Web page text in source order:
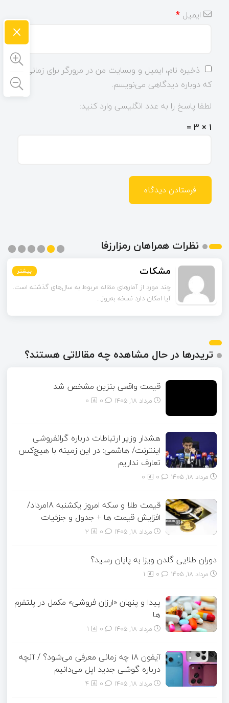
ایمیل *
ذخیره نام، ایمیل و وبسایت من در مرورگر برای زمانی
که دوباره دیدگاهی می‌نویسم.
لطفا پاسخ را به عدد انگلیسی وارد کنید:
1 × 3 =
نظرات همراهان رمزارزفا
بیشتر مشکات بیشتر
چند مورد از آمارهای مقاله مربوط به سال‌های گذشته است.
آیا امکان دارد نسخه به‌روز...
بیشتر
بیشتر
بیشتر
بیشتر
تریدرها در حال مشاهده چه مقالاتی هستند؟
قیمت واقعی بنزین مشخص شد
مرداد ۱۸, ۱۴۰۵ 0
هشدار وزیر ارتباطات درباره گرانفروشی
اینترنت/ هاشمی: در این زمینه با هیچ‌کس
تعارف نداریم
مرداد ۱۸, ۱۴۰۵ 0
قیمت طلا و سکه امروز یکشنبه 18مرداد/
افزایش قیمت ها + جدول و جزئیات
مرداد ۱۸, ۱۴۰۵ 2
دوران طلایی گلدن ویزا به پایان رسید؟
مرداد ۱۸, ۱۴۰۵ 1
پیدا و پنهان «ارزان فروشی» مکمل در پلتفرم
ها
مرداد ۱۸, ۱۴۰۵ 1
آیفون ۱۸ چه زمانی معرفی می‌شود؟ / آنچه
درباره گوشی جدید اپل می‌دانیم
مرداد ۱۸, ۱۴۰۵ 4
×